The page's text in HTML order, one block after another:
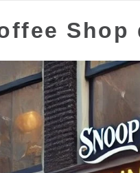
Shop